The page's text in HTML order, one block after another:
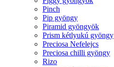
Pinch
Pip gyöngy
Piramid gyöngyök
Prism kétlyukú gyöngy
Preciosa Nefelejcs
Preciosa chilli gyöngy
Rizo